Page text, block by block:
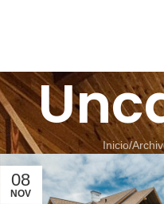
Inicio/
08
NOV